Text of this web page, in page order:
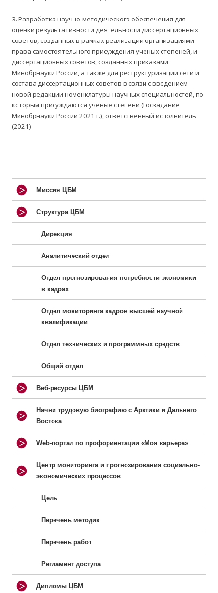
3. Разработка научно-методического обеспечения для
оценки результативности деятельности диссертационных
советов, созданных в рамках реализации организациями
права самостоятельного присуждения ученых степеней, и
диссертационных советов, созданных приказами
Минобрнауки России, а также для реструктуризации сети и
состава диссертационных советов в связи с введением
новой редакции номенклатуры научных специальностей, по
которым присуждаются ученые степени (Госзадание
Минобрнауки России 2021 г.), ответственный исполнитель
(2021)
Миссия ЦБМ
Структура ЦБМ
Дирекция
Аналитический отдел
Отдел прогнозирования потребности экономики
в кадрах
Отдел мониторинга кадров высшей научной
квалификации
Отдел технических и программных средств
Общий отдел
Веб-ресурсы ЦБМ
Начни трудовую биографию с Арктики и Дальнего
Востока
Web-портал по профориентации «Моя карьера»
Центр мониторинга и прогнозирования социально-
экономических процессов
Цель
Перечень методик
Перечень работ
Регламент доступа
Дипломы ЦБМ